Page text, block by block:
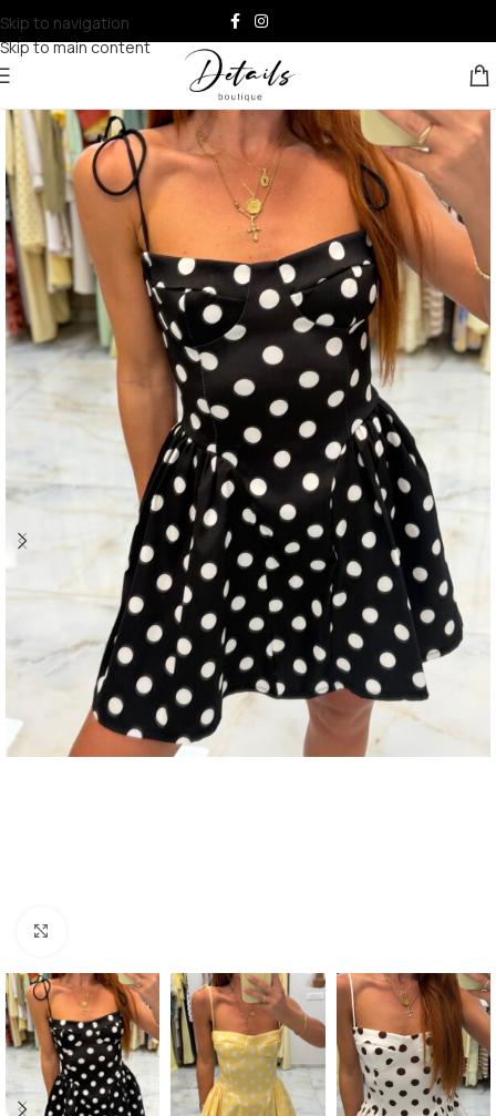
Skip to navigation
Skip to main content